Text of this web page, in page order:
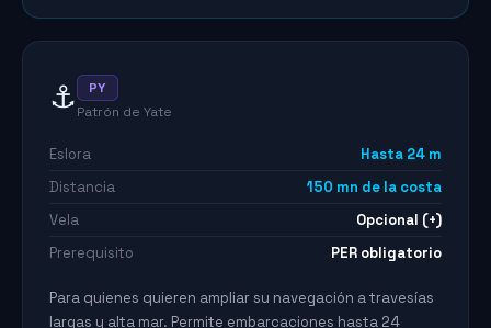
⚓
PY
Patrón de Yate
Eslora
Hasta 24 m
Distancia
150 mn de la costa
Vela
Opcional (+)
Prerequisito
PER obligatorio
Para quienes quieren ampliar su navegación a travesías
largas y alta mar. Permite embarcaciones hasta 24